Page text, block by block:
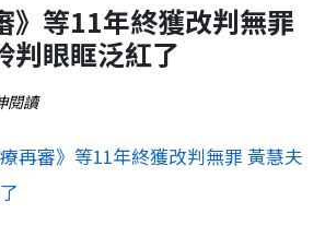
》等11年終獲改判無罪
判眼眶泛紅了
閱讀
再審》等11年終獲改判無罪 黃慧夫